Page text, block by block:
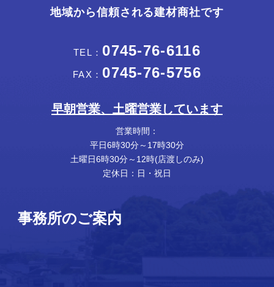
地域から信頼される建材商社です
TEL： 0745-76-6116
FAX： 0745-76-5756
早朝営業、土曜営業しています
営業時間：
平日6時30分～17時30分
土曜日6時30分～12時(店渡しのみ)
定休日：日・祝日
事務所のご案内